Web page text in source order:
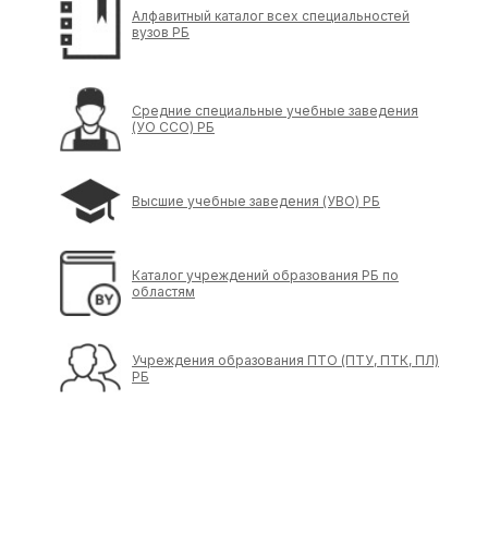
Алфавитный каталог всех специальностей
вузов РБ
Средние специальные учебные заведения
(УО ССО) РБ
Высшие учебные заведения (УВО) РБ
Каталог учреждений образования РБ по
областям
Учреждения образования ПТО (ПТУ, ПТК, ПЛ)
РБ